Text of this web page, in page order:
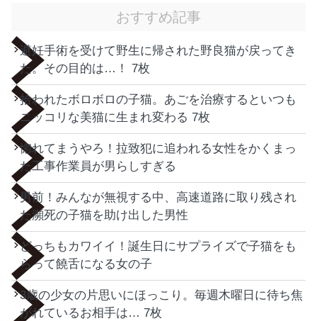
おすすめ記事
避妊手術を受けて野生に帰された野良猫が戻ってき
た。その目的は…！ 7枚
拾われたボロボロの子猫。あごを治療するといつも
ニッコリな美猫に生まれ変わる 7枚
惚れてまうやろ！拉致犯に追われる女性をかくまっ
た工事作業員が男らしすぎる
男前！みんなが無視する中、高速道路に取り残され
た瀕死の子猫を助け出した男性
どっちもカワイイ！誕生日にサプライズで子猫をも
らって饒舌になる女の子
3歳の少女の片思いにほっこり。毎週木曜日に待ち焦
がれているお相手は… 7枚